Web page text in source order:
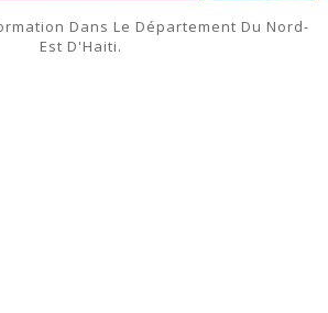
Dans Le Département Du Nord-
Est D'Haiti.